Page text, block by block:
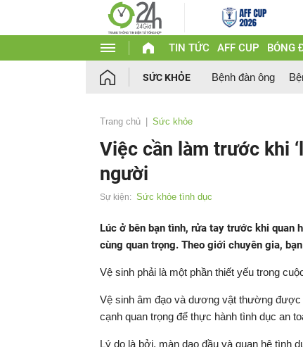
TIN TỨC AFF CUP BÓNG
SỨC KHỎE Bệnh đàn ông
Trang chủ Sức khỏe
Việc cần làm trước khi
người
Sự kiện: Sức khỏe tình dục
Lúc ở bên bạn tình, rửa tay trước khi quan
cùng quan trọng. Theo giới chuyên gia,
Vệ sinh phải là một phần thiết yếu trong
Vệ sinh âm đạo và dương vật thường
cạnh quan trọng để thực hành tình dục an
Lý do là bởi, màn dạo đầu và quan hệ tình